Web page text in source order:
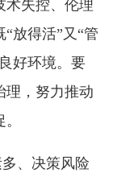
关闭窗口
室
发